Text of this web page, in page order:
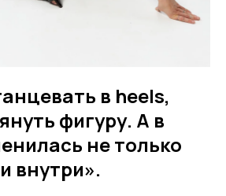
в heels,
фигуру. А в
не только
внутри».